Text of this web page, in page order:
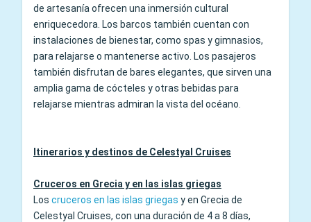
de artesanía ofrecen una inmersión cultural
enriquecedora. Los barcos también cuentan con
instalaciones de bienestar, como spas y gimnasios,
para relajarse o mantenerse activo. Los pasajeros
también disfrutan de bares elegantes, que sirven una
amplia gama de cócteles y otras bebidas para
relajarse mientras admiran la vista del océano.
Itinerarios y destinos de Celestyal Cruises
Cruceros en Grecia y en las islas griegas
Los cruceros en las islas griegas y en Grecia de
Celestyal Cruises, con una duración de 4 a 8 días,